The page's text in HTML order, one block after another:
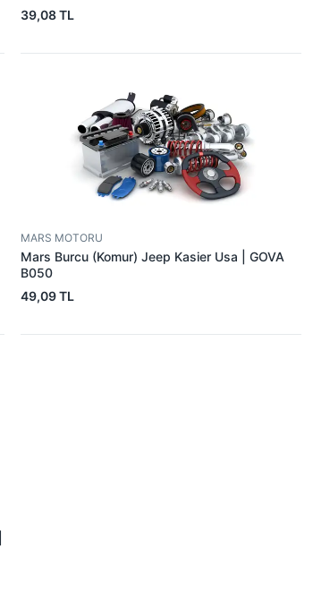
39,08 TL
MARS MOTORU
Mars Burcu (Komur) Jeep Kasier Usa | GOVA
B050
49,09 TL